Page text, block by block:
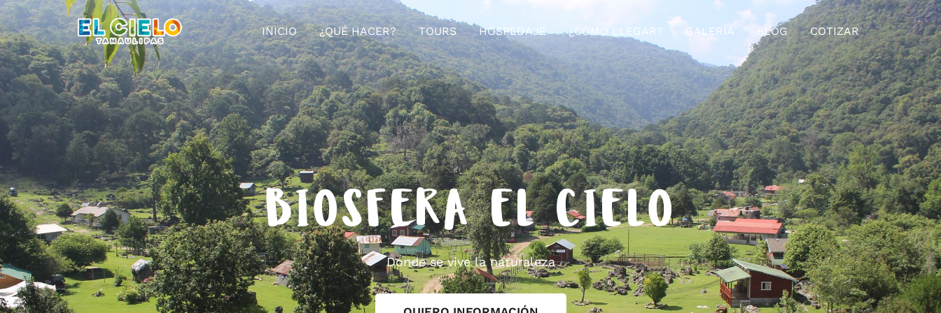
INICIO ¿QUÉ HACER? TOURS HOSPEDAJE ¿CÓMO LLEGAR? GALERÍA BLOG COTIZAR
BIOSFERA EL CIELO
Donde se vive la naturaleza